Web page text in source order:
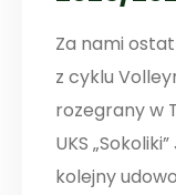
Za nami
z cyklu
rozegrany w
UKS
kolejny